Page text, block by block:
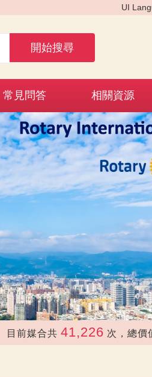
UI
開始搜尋
常見問答 相關資源
媒合共 41,226 次，總價值約